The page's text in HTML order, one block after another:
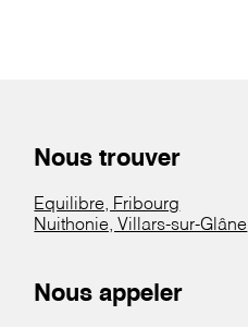
Nous trouver
Equilibre, Fribourg
Nuithonie, Villars-sur-Glâne
Nous appeler